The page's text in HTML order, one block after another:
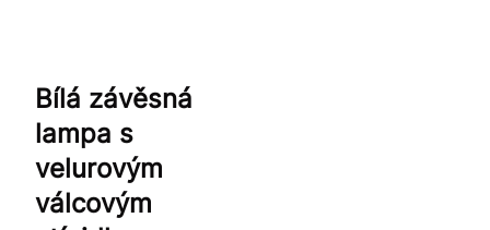
Bílá závěsná
lampa s
velurovým
válcovým